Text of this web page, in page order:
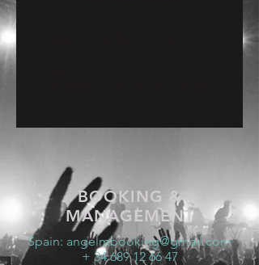
BOOKING &
MANAGEMENT
Spain: angelmbooking@gmail.com
+ 34 689 12 66 47